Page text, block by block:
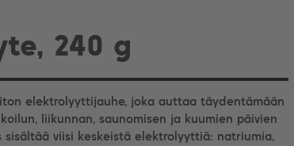
240 g
elektrolyyttijauhe, joka auttaa täydentämään
liikunnan, saunomisen ja kuumien päivien
sisältää viisi keskeistä elektrolyyttiä: natriumia,